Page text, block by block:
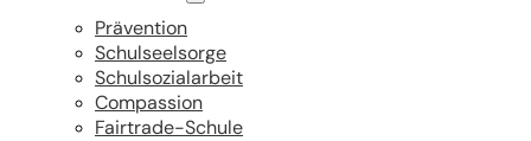
Prävention
Schulseelsorge
Schulsozialarbeit
Compassion
Fairtrade-Schule